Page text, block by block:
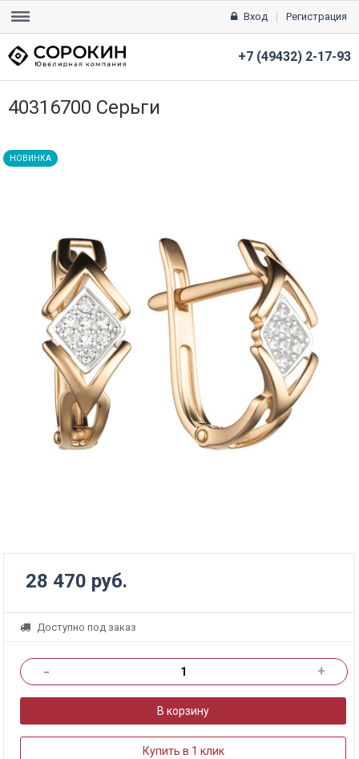
Вход Регистрация
+7 (49432) 2-17-93
40316700 Серьги
НОВИНКА
28 470 руб.
Доступно под заказ
- +
В корзину
Купить в 1 клик